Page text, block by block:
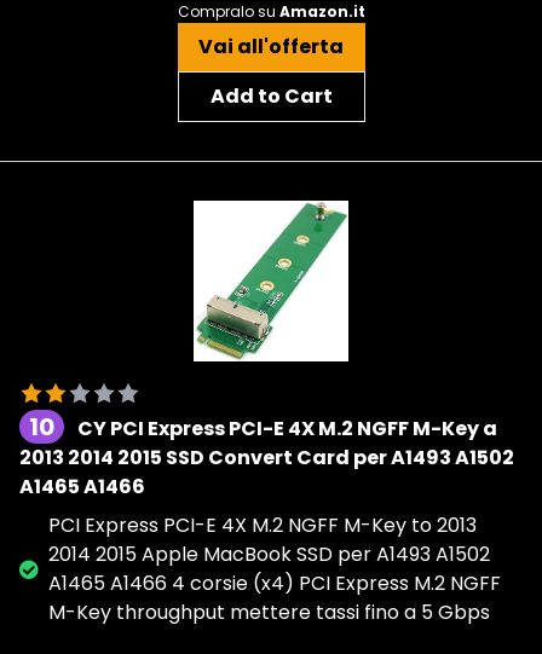
Compralo su Amazon.it
Vai all'offerta
Add to Cart
10
CY PCI Express PCI-E 4X M.2 NGFF M-Key a
2013 2014 2015 SSD Convert Card per A1493 A1502
A1465 A1466
PCI Express PCI-E 4X M.2 NGFF M-Key to 2013
2014 2015 Apple MacBook SSD per A1493 A1502
A1465 A1466 4 corsie (x4) PCI Express M.2 NGFF
M-Key throughput mettere tassi fino a 5 Gbps